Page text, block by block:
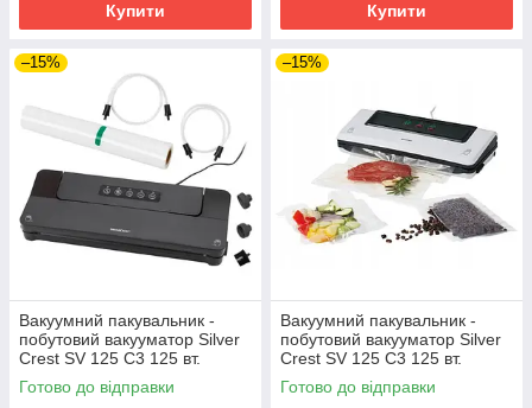
Купити Купити
–15%
Вакуумний пакувальник -
побутовий вакууматор Silver
Crest SV 125 C3 125 вт.
Чорний, волога + суха
упаковка
Готово до відправки
–15%
Вакуумний пакувальник -
побутовий вакууматор Silver
Crest SV 125 C3 125 вт.
Білий, волога + суха упаковка
Готово до відправки